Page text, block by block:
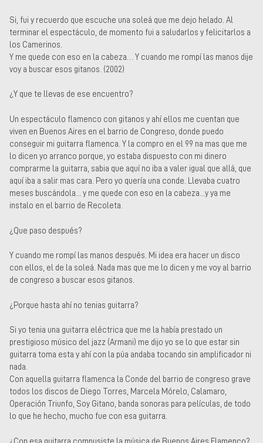
Si, fui y recuerdo que escuche una soleá que me dejo helado. Al
terminar el espectáculo, de momento fui a saludarlos y felicitarlos a
los Camerinos.
Y me quede con eso en la cabeza… Y cuando me rompí las manos dije
voy a buscar esos gitanos. (2002)
¿Y que te llevas de ese encuentro?
Un espectáculo flamenco con gitanos y ahí ellos me cuentan que
viven en Buenos Aires en el barrio de Congreso, donde puedo
conseguir mi guitarra flamenca. Y la compro en el 99 na mas que me
lo dicen yo arranco porque, yo estaba dispuesto con mi dinero
comprarme la guitarra, sabia que aquí no iba a valer igual que allá, que
aquí iba a salir mas cara. Pero yo quería una conde. Llevaba cuatro
meses buscándola... y me quede con eso en la cabeza...y ya me
instalo en el barrio de Recoleta.
¿Que paso después?
Y cuando me rompí las manos después. Mi idea era hacer un disco
con ellos, el de la soleá. Nada mas que me lo dicen y me voy al barrio
de congreso a buscar esos gitanos.
¿Porque hasta ahí no tenias guitarra?
Si yo tenia una guitarra eléctrica que me la había prestado un
prestigioso músico del jazz (Armani) me dijo yo se lo que estar sin
guitarra toma esta y ahí con la púa andaba tocando sin amplificador ni
nada.
Con aquella guitarra flamenca la Conde del barrio de congreso grave
todos los discos de Diego Torres, Marcela Mórelo, Calamaro,
Operación Triunfo, Soy Gitano, banda sonoras para películas, de todo
lo que he hecho, mucho fue con esa guitarra.
¿Con esa guitarra compusiste la música de Buenos Aires Flamenco?